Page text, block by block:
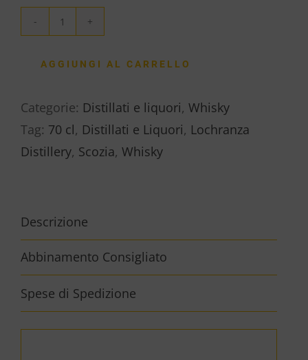
WHISKY
quantità
AGGIUNGI AL CARRELLO
Categorie: Distillati e liquori, Whisky
Tag: 70 cl, Distillati e Liquori, Lochranza
Distillery, Scozia, Whisky
Descrizione
Abbinamento Consigliato
Spese di Spedizione